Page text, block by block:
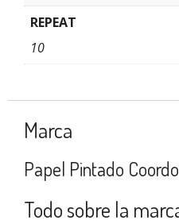
REPEAT
10
Marca
Papel Pintado
Todo sobre la